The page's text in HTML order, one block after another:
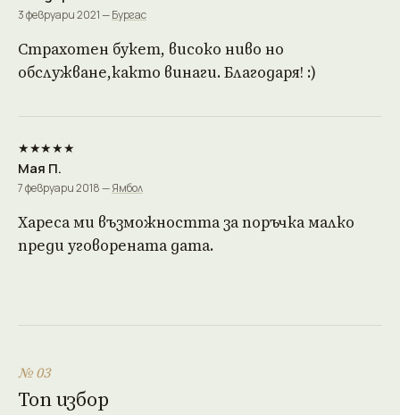
3 февруари 2021 —Бургас
Страхотен букет, високо ниво но
обслужване,както винаги. Благодаря! :)
★★★★★
Мая П.
7 февруари 2018 —Ямбол
Хареса ми възможността за поръчка малко
преди уговорената дата.
№ 03
Топ избор